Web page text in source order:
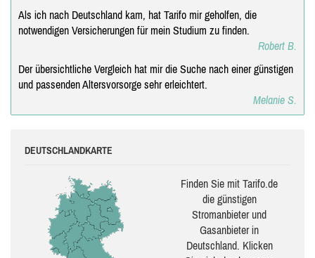
Als ich nach Deutschland kam, hat Tarifo mir geholfen, die
notwendigen Versicherungen für mein Studium zu finden.
Robert B.
Der übersichtliche Vergleich hat mir die Suche nach einer günstigen
und passenden Altersvorsorge sehr erleichtert.
Melanie S.
DEUTSCHLANDKARTE
Finden Sie mit Tarifo.de
die güns­ti­gen
Stromanbieter und
Gasanbieter in
Deutschland. Klicken